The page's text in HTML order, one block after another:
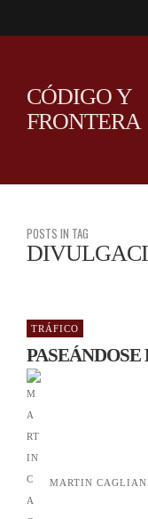
CÓDIGO Y
FRONTERA
POSTS IN TAG
TRÁFICO
MARTIN